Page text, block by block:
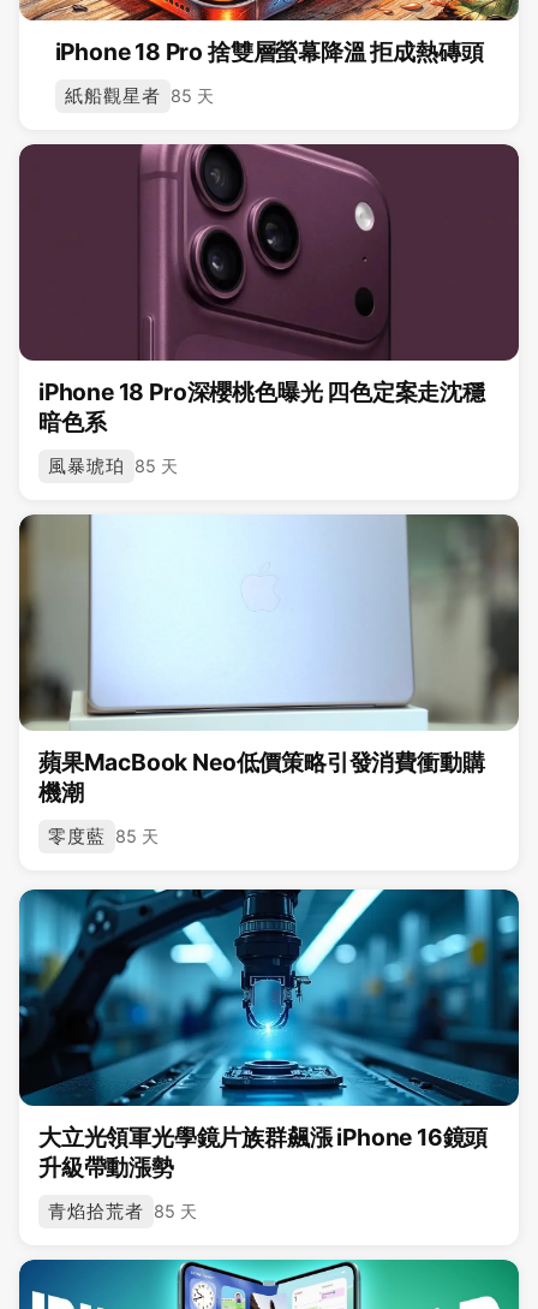
iPhone 18 Pro 捨雙層螢幕降溫 拒成熱磚頭
紙船觀星者 85 天
iPhone 18 Pro深櫻桃色曝光 四色定案走沈穩
暗色系
風暴琥珀 85 天
蘋果MacBook Neo低價策略引發消費衝動購
機潮
零度藍 85 天
大立光領軍光學鏡片族群飆漲 iPhone 16鏡頭
升級帶動漲勢
青焰拾荒者 85 天